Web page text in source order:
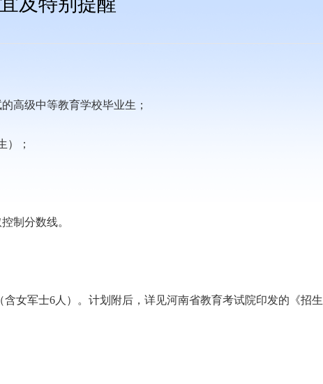
高级中等教育学校毕业生；
）；
制分数线。
女军士6人）。计划附后，详见河南省教育考试院印发的《招生